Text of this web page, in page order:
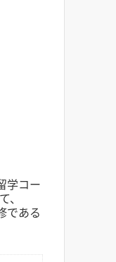
学コー
である